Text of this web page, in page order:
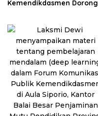
Kemendikdasmen Dorong